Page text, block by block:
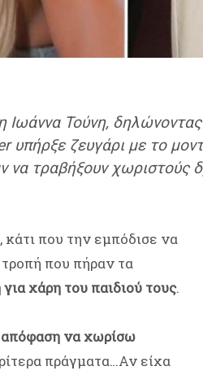
Τούνη,
ζευγάρι με το
να τραβήξουν χωριστούς
που την εμπόδισε να
τροπή που πήραν τα
χάρη του παιδιού τους.
απόφαση να χωρίσω
πράγματα…Αν είχα